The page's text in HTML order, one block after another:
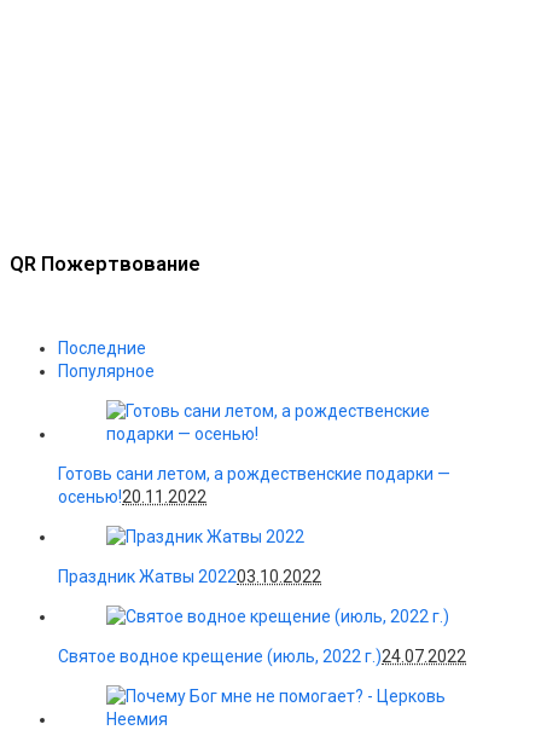
QR Пожертвование
Последние
Популярное
Готовь сани летом, а рождественские подарки —
осенью!20.11.2022
Праздник Жатвы 202203.10.2022
Святое водное крещение (июль, 2022 г.)24.07.2022